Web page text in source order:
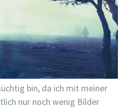
bin, da ich mit meiner
nur noch wenig Bilder